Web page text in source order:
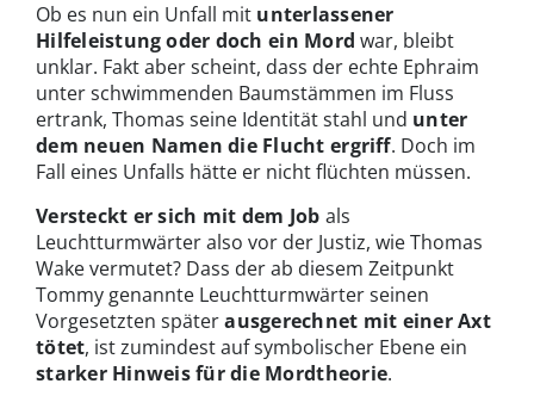
Ob es nun ein Unfall mit unterlassener
Hilfeleistungoder doch ein Mord war, bleibt
unklar. Fakt aber scheint, dass der echte Ephraim
unter schwimmenden Baumstämmen im Fluss
ertrank, Thomas seine Identität stahl und unter
dem neuen Namen die Flucht ergriff. Doch im
Fall eines Unfalls hätte er nicht flüchten müssen.
Versteckt er sich mit dem Job als
Leuchtturmwärter also vor der Justiz, wie Thomas
Wake vermutet? Dass der ab diesem Zeitpunkt
Tommy genannte Leuchtturmwärter seinen
Vorgesetzten späterausgerechnet mit einer Axt
tötet, ist zumindest auf symbolischer Ebene ein
starker Hinweis für die Mordtheorie.